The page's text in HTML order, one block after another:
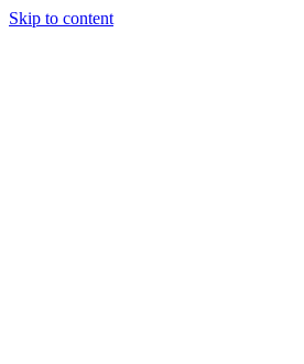
Skip to content